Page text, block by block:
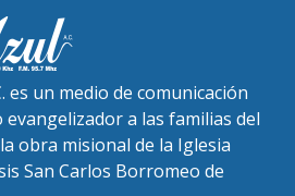
es un medio de comunicación
a las familias del
obra misional de la Iglesia
San Carlos Borromeo de